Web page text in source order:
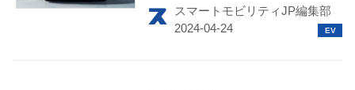
スマートモビリティJP編集部